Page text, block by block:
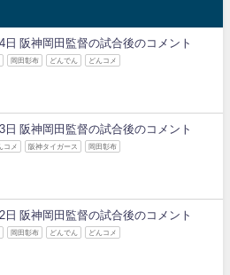
日 阪神岡田監督の試合後のコメント
岡田彰布 どんでん どんコメ
日 阪神岡田監督の試合後のコメント
コメ 阪神タイガース 岡田彰布
日 阪神岡田監督の試合後のコメント
岡田彰布 どんでん どんコメ